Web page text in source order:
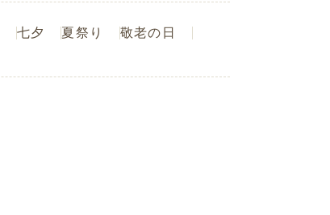
七夕 夏祭り
敬老の日